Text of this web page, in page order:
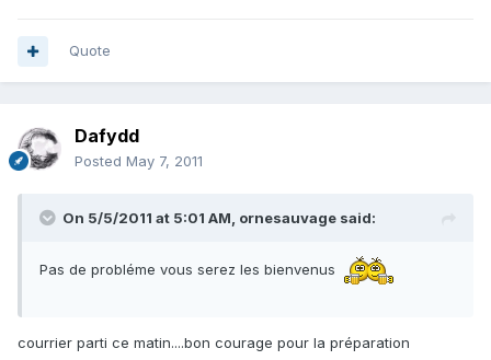
Quote
Dafydd
Posted May 7, 2011
On 5/5/2011 at 5:01 AM, ornesauvage said:
Pas de probléme vous serez les bienvenus
courrier parti ce matin....bon courage pour la préparation